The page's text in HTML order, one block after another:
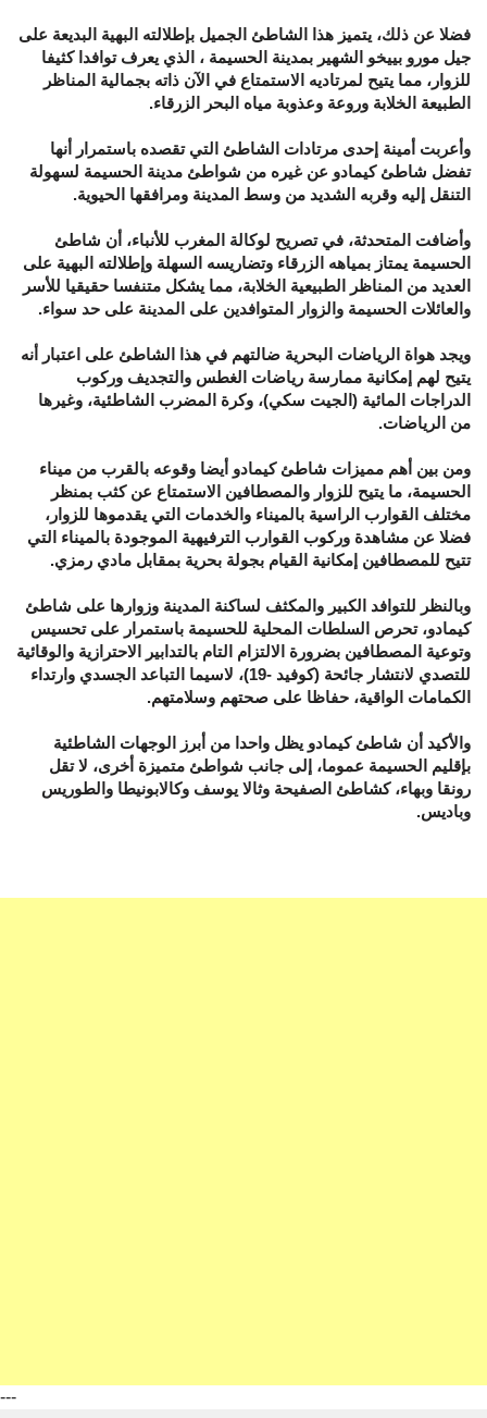
فضلا عن ذلك، يتميز هذا الشاطئ الجميل بإطلالته البهية البديعة على
جيل مورو بييخو الشهير بمدينة الحسيمة ، الذي يعرف توافدا كثيفا
للزوار، مما يتيح لمرتاديه الاستمتاع في الآن ذاته بجمالية المناظر
الطبيعة الخلابة وروعة وعذوبة مياه البحر الزرقاء.
وأعربت أمينة إحدى مرتادات الشاطئ التي تقصده باستمرار أنها
تفضل شاطئ كيمادو عن غيره من شواطئ مدينة الحسيمة لسهولة
التنقل إليه وقربه الشديد من وسط المدينة ومرافقها الحيوية.
وأضافت المتحدثة، في تصريح لوكالة المغرب للأنباء، أن شاطئ
الحسيمة يمتاز بمياهه الزرقاء وتضاريسه السهلة وإطلالته البهية على
العديد من المناظر الطبيعية الخلابة، مما يشكل متنفسا حقيقيا للأسر
والعائلات الحسيمة والزوار المتوافدين على المدينة على حد سواء.
ويجد هواة الرياضات البحرية ضالتهم في هذا الشاطئ على اعتبار أنه
يتيح لهم إمكانية ممارسة رياضات الغطس والتجديف وركوب
الدراجات المائية (الجيت سكي)، وكرة المضرب الشاطئية، وغيرها
من الرياضات.
ومن بين أهم مميزات شاطئ كيمادو أيضا وقوعه بالقرب من ميناء
الحسيمة، ما يتيح للزوار والمصطافين الاستمتاع عن كثب بمنظر
مختلف القوارب الراسية بالميناء والخدمات التي يقدموها للزوار،
فضلا عن مشاهدة وركوب القوارب الترفيهية الموجودة بالميناء التي
تتيح للمصطافين إمكانية القيام بجولة بحرية بمقابل مادي رمزي.
وبالنظر للتوافد الكبير والمكثف لساكنة المدينة وزوارها على شاطئ
كيمادو، تحرص السلطات المحلية للحسيمة باستمرار على تحسيس
وتوعية المصطافين بضرورة الالتزام التام بالتدابير الاحترازية والوقائية
للتصدي لانتشار جائحة (كوفيد -19)، لاسيما التباعد الجسدي وارتداء
الكمامات الواقية، حفاظا على صحتهم وسلامتهم.
والأكيد أن شاطئ كيمادو يظل واحدا من أبرز الوجهات الشاطئية
بإقليم الحسيمة عموما، إلى جانب شواطئ متميزة أخرى، لا تقل
رونقا وبهاء، كشاطئ الصفيحة وثالا يوسف وكالابونيطا والطوريس
وباديس.
---